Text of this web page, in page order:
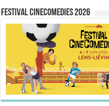
FESTIVAL CINECOMEDIES 2026